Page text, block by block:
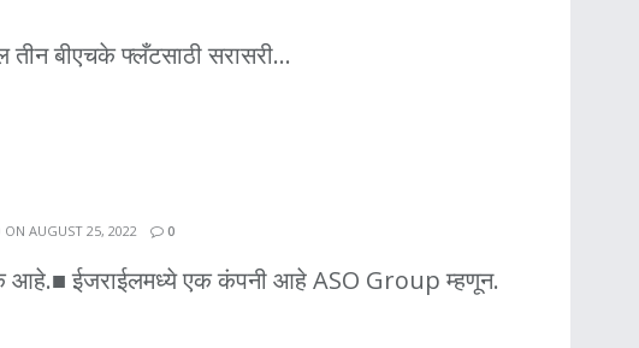
बीएचके फ्लँटसाठी सरासरी...
AUGUST 25, 2022 0
आहे.■ ईजराईलमध्ये एक कंपनी आहे ASO Group म्हणून.